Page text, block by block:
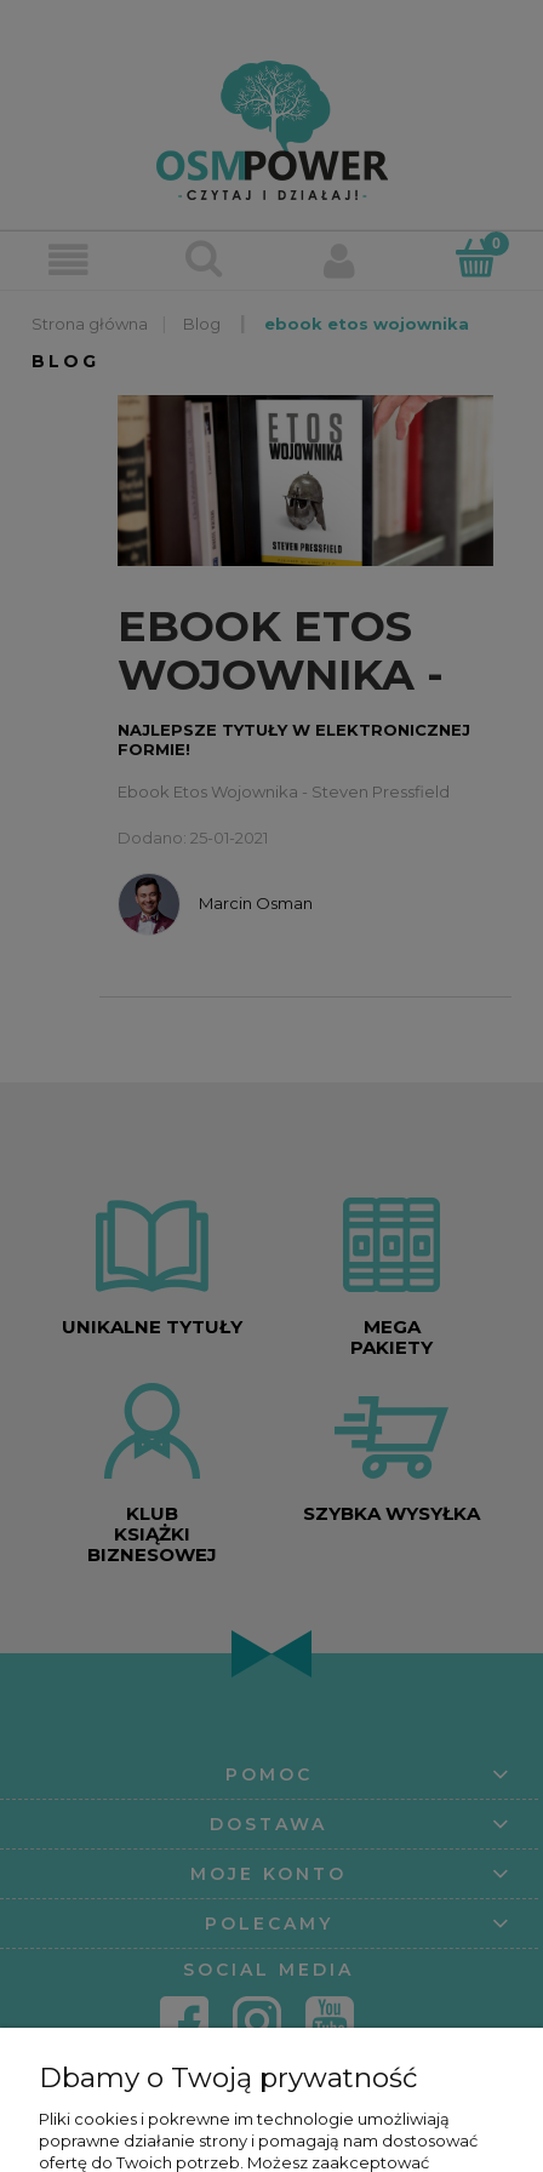
Blog ebook etos wojownika
BLOG
EBOOK ETOS
WOJOWNIKA -
STEVEN
PRESSFIELD
Dodano: 25-01-2021
NAJLEPSZE TYTUŁY W ELEKTRONICZNEJ
FORMIE!
Ebook Etos Wojownika - Steven Pressfield
Marcin Osman
UNIKALNE TYTUŁY
MEGA
PAKIETY
KLUB
KSIĄŻKI
BIZNESOWEJ
SZYBKA WYSYŁKA
POMOC
DOSTAWA
MOJE KONTO
POLECAMY
SOCIAL MEDIA
KURSY ONLINE
Dbamy o Twoją prywatność
Pliki cookies i pokrewne im technologie umożliwiają
poprawne działanie strony i pomagają nam dostosować
ofertę do Twoich potrzeb. Możesz zaakceptować